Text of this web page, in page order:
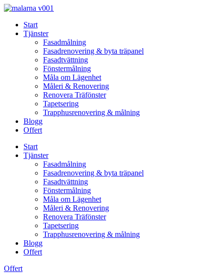
Skip
contentStart
Tjänster
Fasadmålning
Fasadrenovering & byta träpanel
Fasadtvättning
Fönstermålning
Måla om Lägenhet
Måleri & Renovering
Renovera Träfönster
Tapetsering
Trapphusrenovering & målning
Blogg
Offert
Start
Tjänster
Fasadmålning
Fasadrenovering & byta träpanel
Fasadtvättning
Fönstermålning
Måla om Lägenhet
Måleri & Renovering
Renovera Träfönster
Tapetsering
Trapphusrenovering & målning
Blogg
Offert
Offert